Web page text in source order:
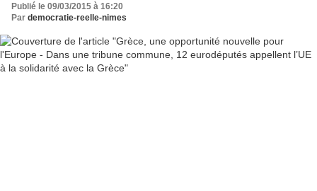
Publié le 09/03/2015 à 16:20
Par democratie-reelle-nimes